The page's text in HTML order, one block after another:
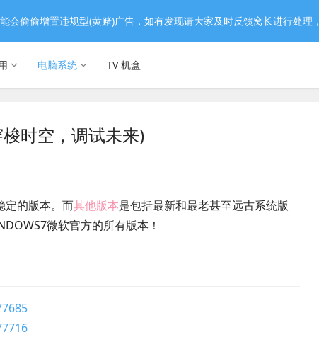
电脑系统 TV 机盒
时空，调试未来)
定的版本。而其他版本是包括最新和最老甚至远古系统版
微软官方的所有版本！
偷偷增置违规型(黄赌)广告，如有发现请大家及时反馈窝长进行处理